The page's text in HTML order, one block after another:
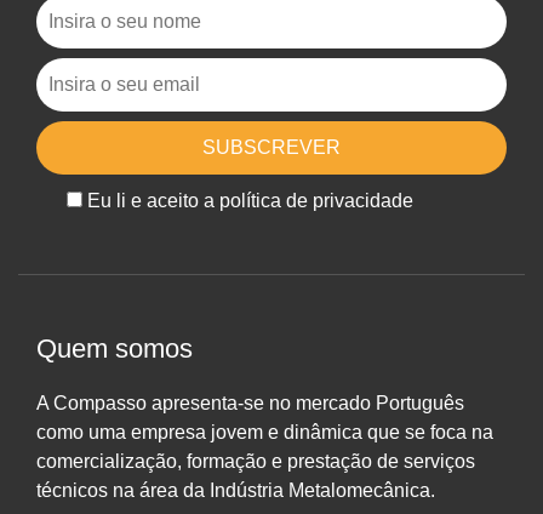
Eu li e aceito a política de privacidade
Quem somos
A Compasso apresenta-se no mercado Português
como uma empresa jovem e dinâmica que se foca na
comercialização, formação e prestação de serviços
técnicos na área da Indústria Metalomecânica.